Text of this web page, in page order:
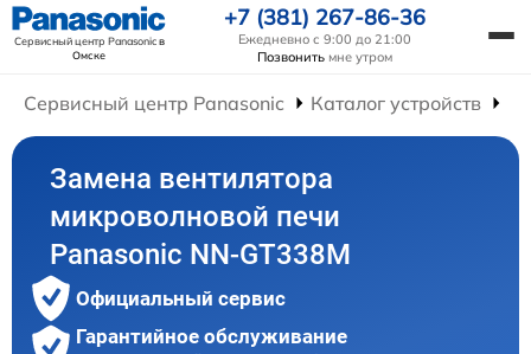
Сервисный центр Panasonicв
Омске
+7 (381) 267-86-36
Ежедневно с 9:00 до 21:00
Позвонить мне утром
Сервисный центр Panasonic Каталог устройств
Замена вентилятора
микроволновой печи
Panasonic NN-GT338M
Официальный сервис
Гарантийное обслуживание